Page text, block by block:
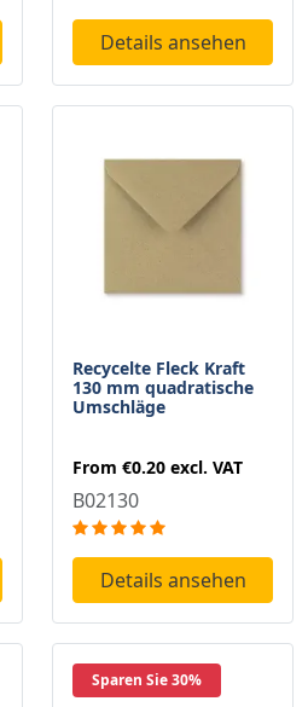
Details ansehen
Recycelte Fleck Kraft
130 mm quadratische
Umschläge
From €0.20 excl. VAT
B02130
Details ansehen
Sparen Sie 30%